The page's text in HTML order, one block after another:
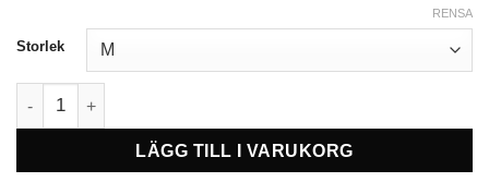
Storlek
RENSA
JOBE Perth Fullsuit 3/2mm Våtdräkt Herr - Grå mängd
LÄGG TILL I VARUKORG